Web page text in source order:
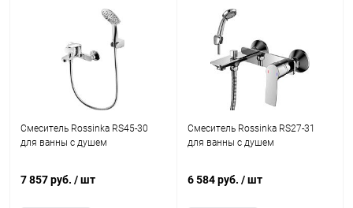
Смеситель Rossinka RS45-30
для ванны с душем
7 857 руб. / шт
Смеситель Rossinka RS27-31
для ванны с душем
6 584 руб. / шт